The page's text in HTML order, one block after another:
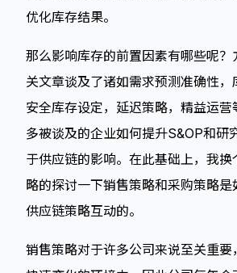
优化库存结果。
那么影响库存的前置因素有哪些呢？
关文章谈及了诸如需求预测准确性，
安全库存设定，延迟策略，精益运
多被谈及的企业如何提升S&OP和研
于供应链的影响。在此基础上，我换
略的探讨一下销售策略和采购策略是
供应链策略互动的。
销售策略对于许多公司来说至关重